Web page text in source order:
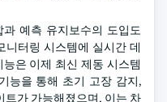
예측 유지보수의 도입도
니터링 시스템에 실시간 데
은 이제 최신 제동 시스템
능을 통해 초기 고장 감지,
가 가능해졌으며, 이는 차